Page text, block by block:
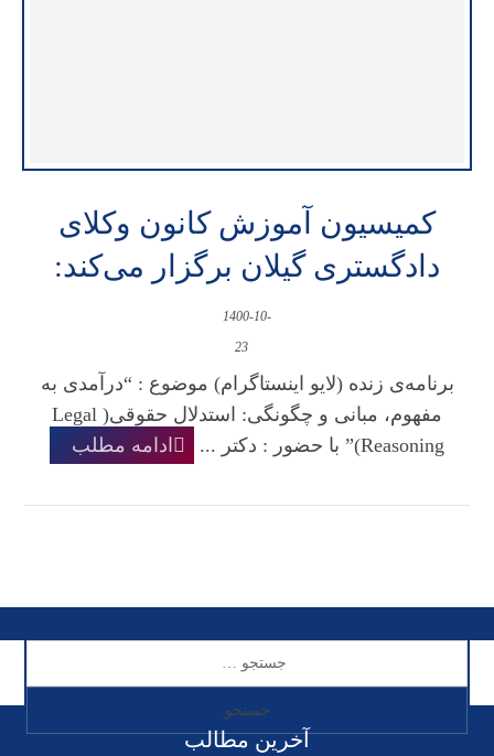
کمیسیون آموزش کانون وکلای
دادگستری گیلان برگزار می‌کند:
1400-10-
23
برنامه‌ی زنده (لایو اینستاگرام) موضوع : “درآمدی به
مفهوم، مبانی و چگونگی: استدلال حقوقی( Legal
Reasoning)” با حضور : دکتر ...
ادامه مطلب
آخرین مطالب